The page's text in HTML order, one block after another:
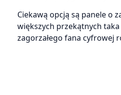
Ciekawą opcją są panele o
większych przekątnych
zagorzałego fana cyfrowej